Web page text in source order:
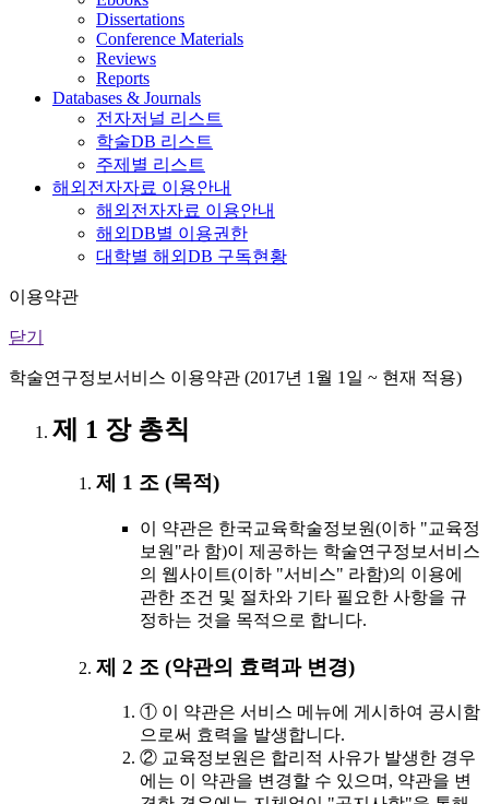
Dissertations
Conference Materials
Reviews
Reports
Databases & Journals
전자저널 리스트
학술DB 리스트
주제별 리스트
해외전자자료 이용안내
해외전자자료 이용안내
해외DB별 이용권한
대학별 해외DB 구독현황
이용약관
닫기
학술연구정보서비스 이용약관 (2017년 1월 1일 ~ 현재 적용)
제 1 장 총칙
제 1 조 (목적)
이 약관은 한국교육학술정보원(이하 "교육정
보원"라 함)이 제공하는 학술연구정보서비스
의 웹사이트(이하 "서비스" 라함)의 이용에
관한 조건 및 절차와 기타 필요한 사항을 규
정하는 것을 목적으로 합니다.
제 2 조 (약관의 효력과 변경)
① 이 약관은 서비스 메뉴에 게시하여 공시함
으로써 효력을 발생합니다.
② 교육정보원은 합리적 사유가 발생한 경우
에는 이 약관을 변경할 수 있으며, 약관을 변